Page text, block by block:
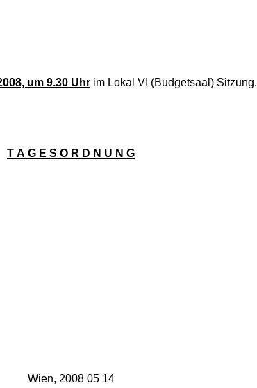
um 9.30 Uhr im Lokal VI (Budgetsaal) Sitzung.
T A G E S O R D N U N G
Wien, 2008 05 14